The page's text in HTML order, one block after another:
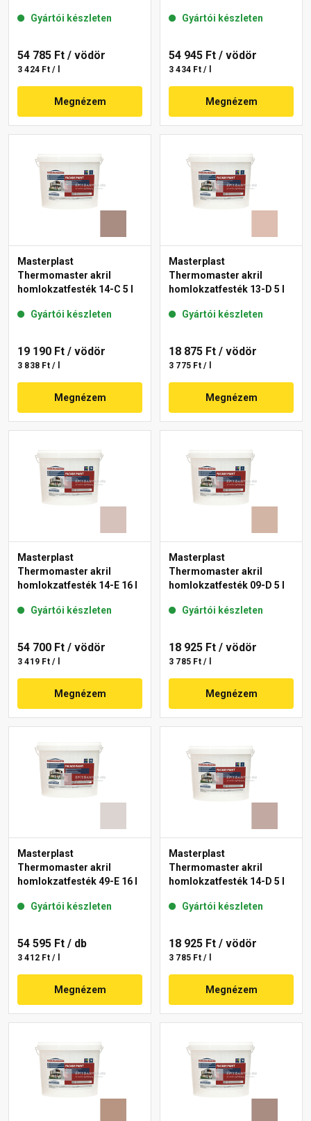
Gyártói készleten
54 785 Ft / vödör
3 424 Ft / l
Megnézem
Gyártói készleten
54 945 Ft / vödör
3 434 Ft / l
Megnézem
Masterplast
Thermomaster akril
homlokzatfesték 14-C 5 l
Gyártói készleten
19 190 Ft / vödör
3 838 Ft / l
Megnézem
Masterplast
Thermomaster akril
homlokzatfesték 13-D 5 l
Gyártói készleten
18 875 Ft / vödör
3 775 Ft / l
Megnézem
Masterplast
Thermomaster akril
homlokzatfesték 14-E 16 l
Gyártói készleten
54 700 Ft / vödör
3 419 Ft / l
Megnézem
Masterplast
Thermomaster akril
homlokzatfesték 09-D 5 l
Gyártói készleten
18 925 Ft / vödör
3 785 Ft / l
Megnézem
Masterplast
Thermomaster akril
homlokzatfesték 49-E 16 l
Gyártói készleten
54 595 Ft / db
3 412 Ft / l
Megnézem
Masterplast
Thermomaster akril
homlokzatfesték 14-D 5 l
Gyártói készleten
18 925 Ft / vödör
3 785 Ft / l
Megnézem